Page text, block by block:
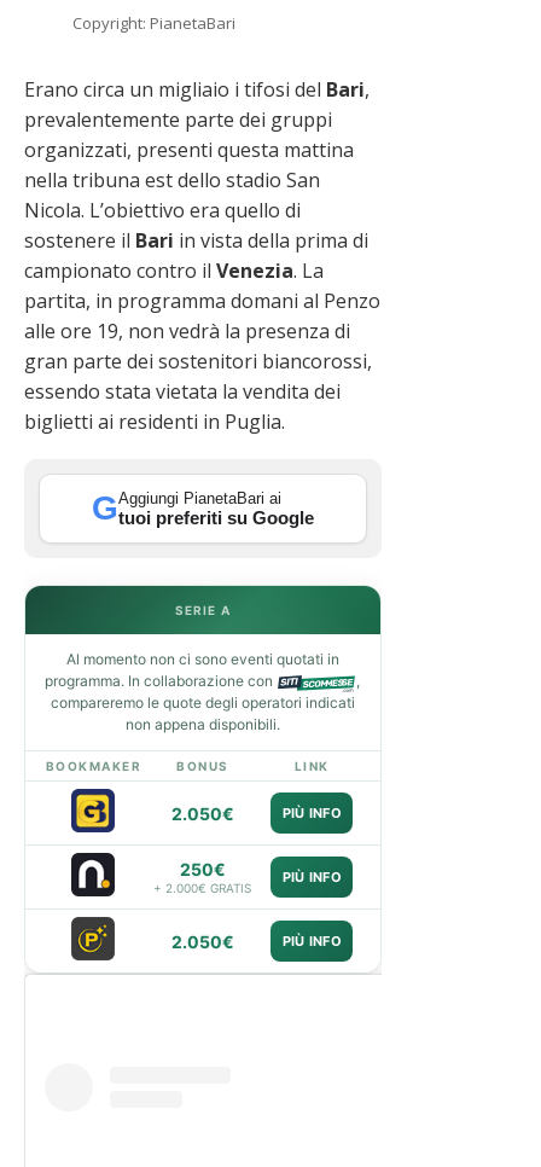
Copyright: PianetaBari
Erano circa un migliaio i tifosi del Bari,
prevalentemente parte dei gruppi
organizzati, presenti questa mattina
nella tribuna est dello stadio San
Nicola. L’obiettivo era quello di
sostenere il Bari in vista della prima di
campionato contro il Venezia. La
partita, in programma domani al Penzo
alle ore 19, non vedrà la presenza di
gran parte dei sostenitori biancorossi,
essendo stata vietata la vendita dei
biglietti ai residenti in Puglia.
GAggiungi PianetaBari ai
tuoi preferiti su Google
SERIE A
Al momento non ci sono eventi quotati in
programma. In collaborazione con
,
compareremo le quote degli operatori indicati
non appena disponibili.
BOOKMAKER BONUS LINK
2.050€ PIÙ INFO
250€
+ 2.000€ GRATIS
PIÙ INFO
2.050€ PIÙ INFO